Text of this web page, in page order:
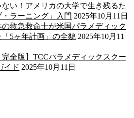
ない！アメリカの大学で生き残るた
ラーニング」入門 2025年10月11日
の救急救命士が米国パラメディック
5ヶ年計画」の全貌 2025年10月11
完全版】TCCパラメディックスクー
イド 2025年10月11日